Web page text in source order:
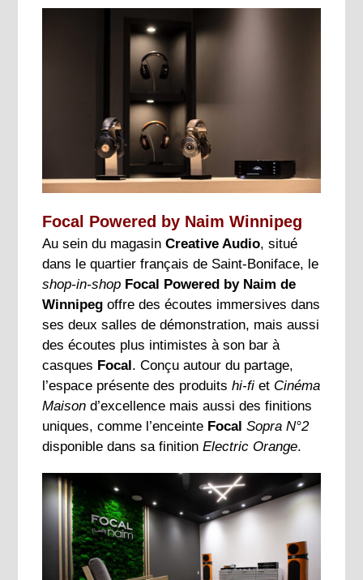
Focal Powered by Naim Winnipeg
Au sein du magasinCreative Audio, situé
dans le quartier français de Saint-Boniface, le
shop-in-shop Focal Powered by Naim de
Winnipeg offre des écoutes immersives dans
ses deux salles de démonstration, mais aussi
des écoutes plus intimistes à son bar à
casques Focal. Conçu autour du partage,
l’espace présente des produitshi-fi et Cinéma
Maison d’excellence mais aussi des finitions
uniques, comme l’enceinte Focal Sopra N°2
disponible dans sa finitionElectric Orange.